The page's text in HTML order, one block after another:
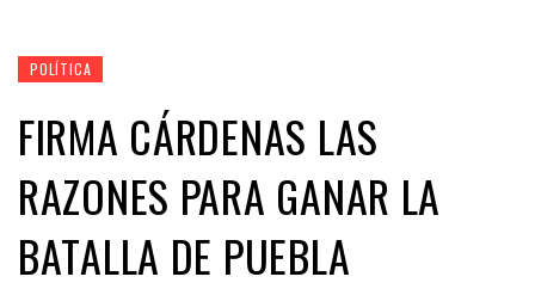
POLÍTICA
FIRMA CÁRDENAS LAS
RAZONES PARA GANAR LA
BATALLA DE PUEBLA